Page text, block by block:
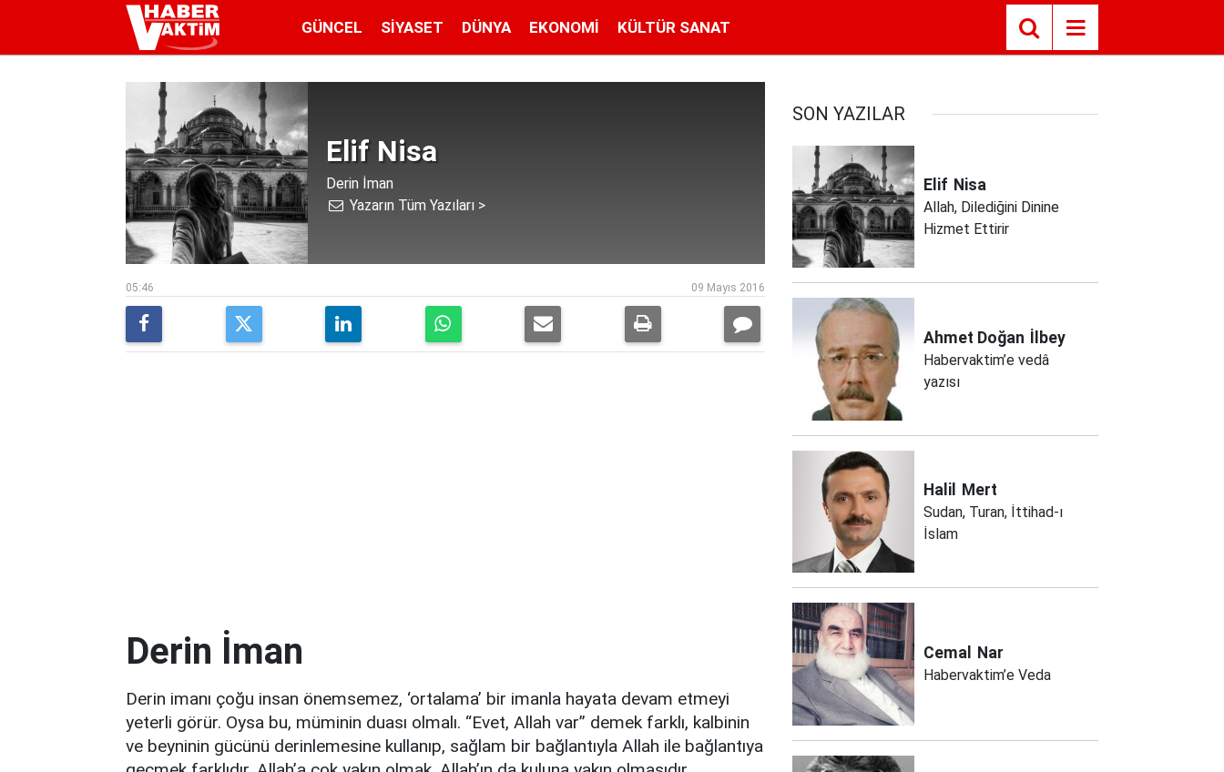
GÜNCEL SIYASET DÜNYA EKONOMI KÜLTÜR SANAT
Elif Nisa
Derin İman
Yazarın Tüm Yazıları >
05:46 09 Mayıs 2016
Derin İman
Derin imanı çoğu insan önemsemez, ‘ortalama’ bir imanla hayata devam etmeyi
yeterli görür. Oysa bu, müminin duası olmalı. “Evet, Allah var” demek farklı, kalbinin
ve beyninin gücünü derinlemesine kullanıp, sağlam bir bağlantıyla Allah ile bağlantıya
SON YAZILAR
Elif Nisa
Allah, Dilediğini Dinine
Hizmet Ettirir
Ahmet Doğan İlbey
Habervaktim’e vedâ
yazısı
Halil Mert
Sudan, Turan, İttihad-ı
İslam
Cemal Nar
Habervaktim’e Veda